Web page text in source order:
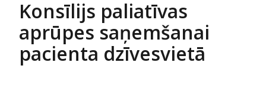
Konsīlijs paliatīvas
aprūpes saņemšanai
pacienta dzīvesvietā